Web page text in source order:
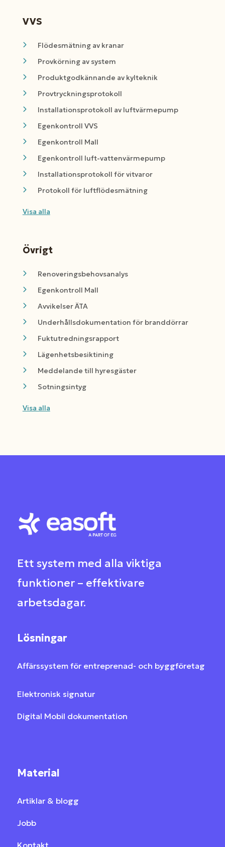
VVS
Flödesmätning av kranar
Provkörning av system
Produktgodkännande av kylteknik
Provtryckningsprotokoll
Installationsprotokoll av luftvärmepump
Egenkontroll VVS
Egenkontroll Mall
Egenkontroll luft-vattenvärmepump
Installationsprotokoll för vitvaror
Protokoll för luftflödesmätning
Visa alla
Övrigt
Renoveringsbehovsanalys
Egenkontroll Mall
Avvikelser ÄTA
Underhållsdokumentation för branddörrar
Fuktutredningsrapport
Lägenhetsbesiktining
Meddelande till hyresgäster
Sotningsintyg
Visa alla
Ett system med alla viktiga
funktioner – effektivare
arbetsdagar.
Lösningar
Affärssystem för entreprenad- och byggföretag
Elektronisk signatur
Digital Mobil dokumentation
Material
Artiklar & blogg
Jobb